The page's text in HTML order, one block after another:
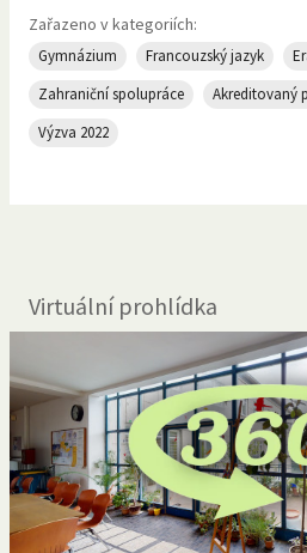
Zařazeno v kategoriích:
Gymnázium Francouzský jazyk
Zahraniční spolupráce
Akreditovaný
Výzva 2022
Virtuální prohlídka